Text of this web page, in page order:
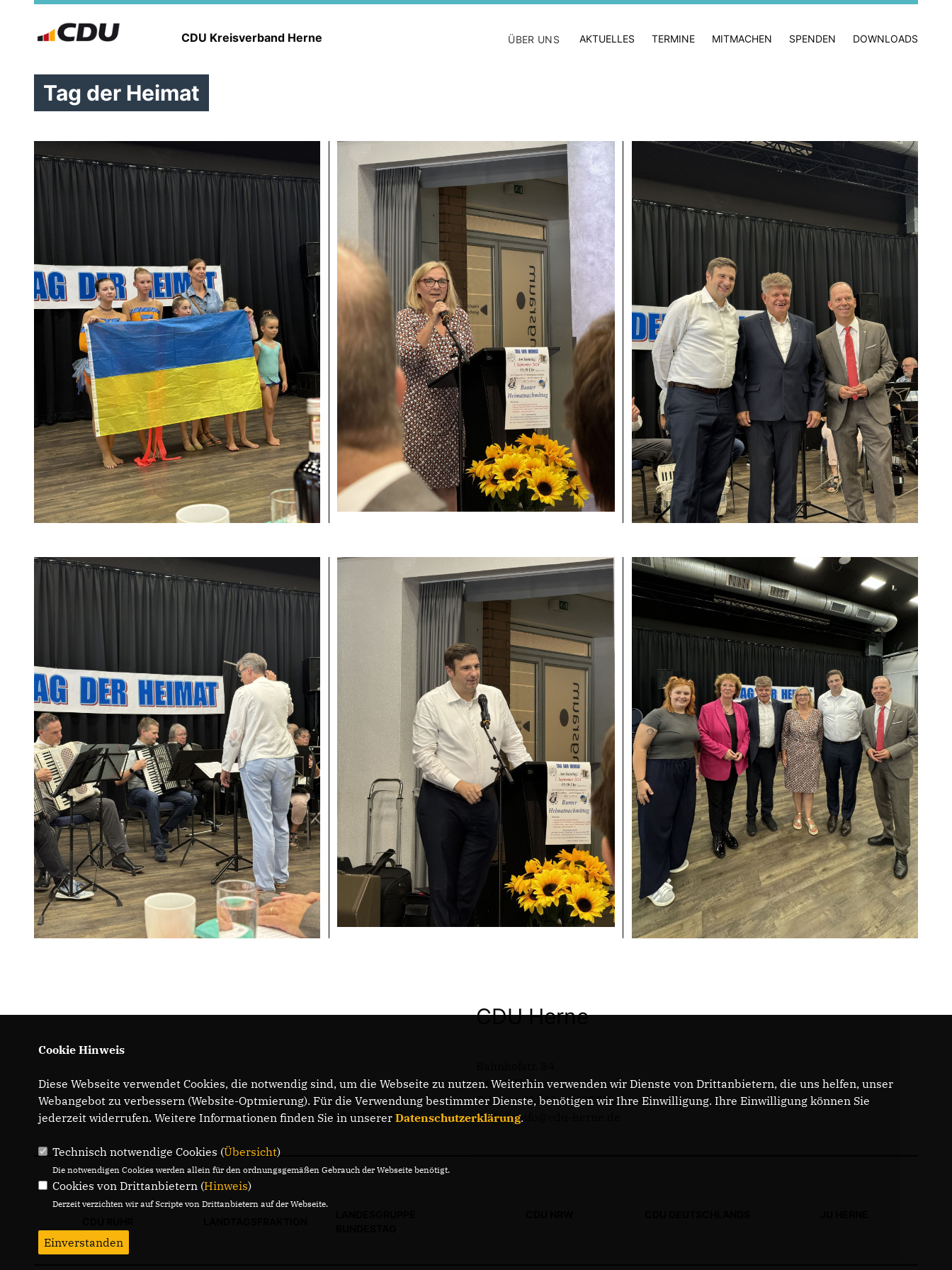
CDU Kreisverband Herne ÜBER UNS AKTUELLES TERMINE MITMACHEN SPENDEN DOWNLOADS
Tag der Heimat
IMPRESSUM DATENSCHUTZ
CDU Herne
44623 Herne
Telefon: 02323 2043737
E-Mail: info@cdu-herne.de
Cookie Hinweis
Diese Webseite verwendet Cookies, die notwendig sind, um die Webseite zu nutzen. Weiterhin verwenden wir Dienste von Drittanbietern, die uns helfen, unser
Webangebot zu verbessern (Website-Optmierung). Für die Verwendung bestimmter Dienste, benötigen wir Ihre Einwilligung. Ihre Einwilligung können Sie
jederzeit widerrufen. Weitere Informationen finden Sie in unserer Datenschutzerklärung.
Technisch notwendige Cookies (Übersicht)
Die notwendigen Cookies werden allein für den ordnungsgemäßen Gebrauch der Webseite benötigt.
Cookies von Drittanbietern (Hinweis)
Derzeit verzichten wir auf Scripte von Drittanbietern auf der Webseite.
Einverstanden